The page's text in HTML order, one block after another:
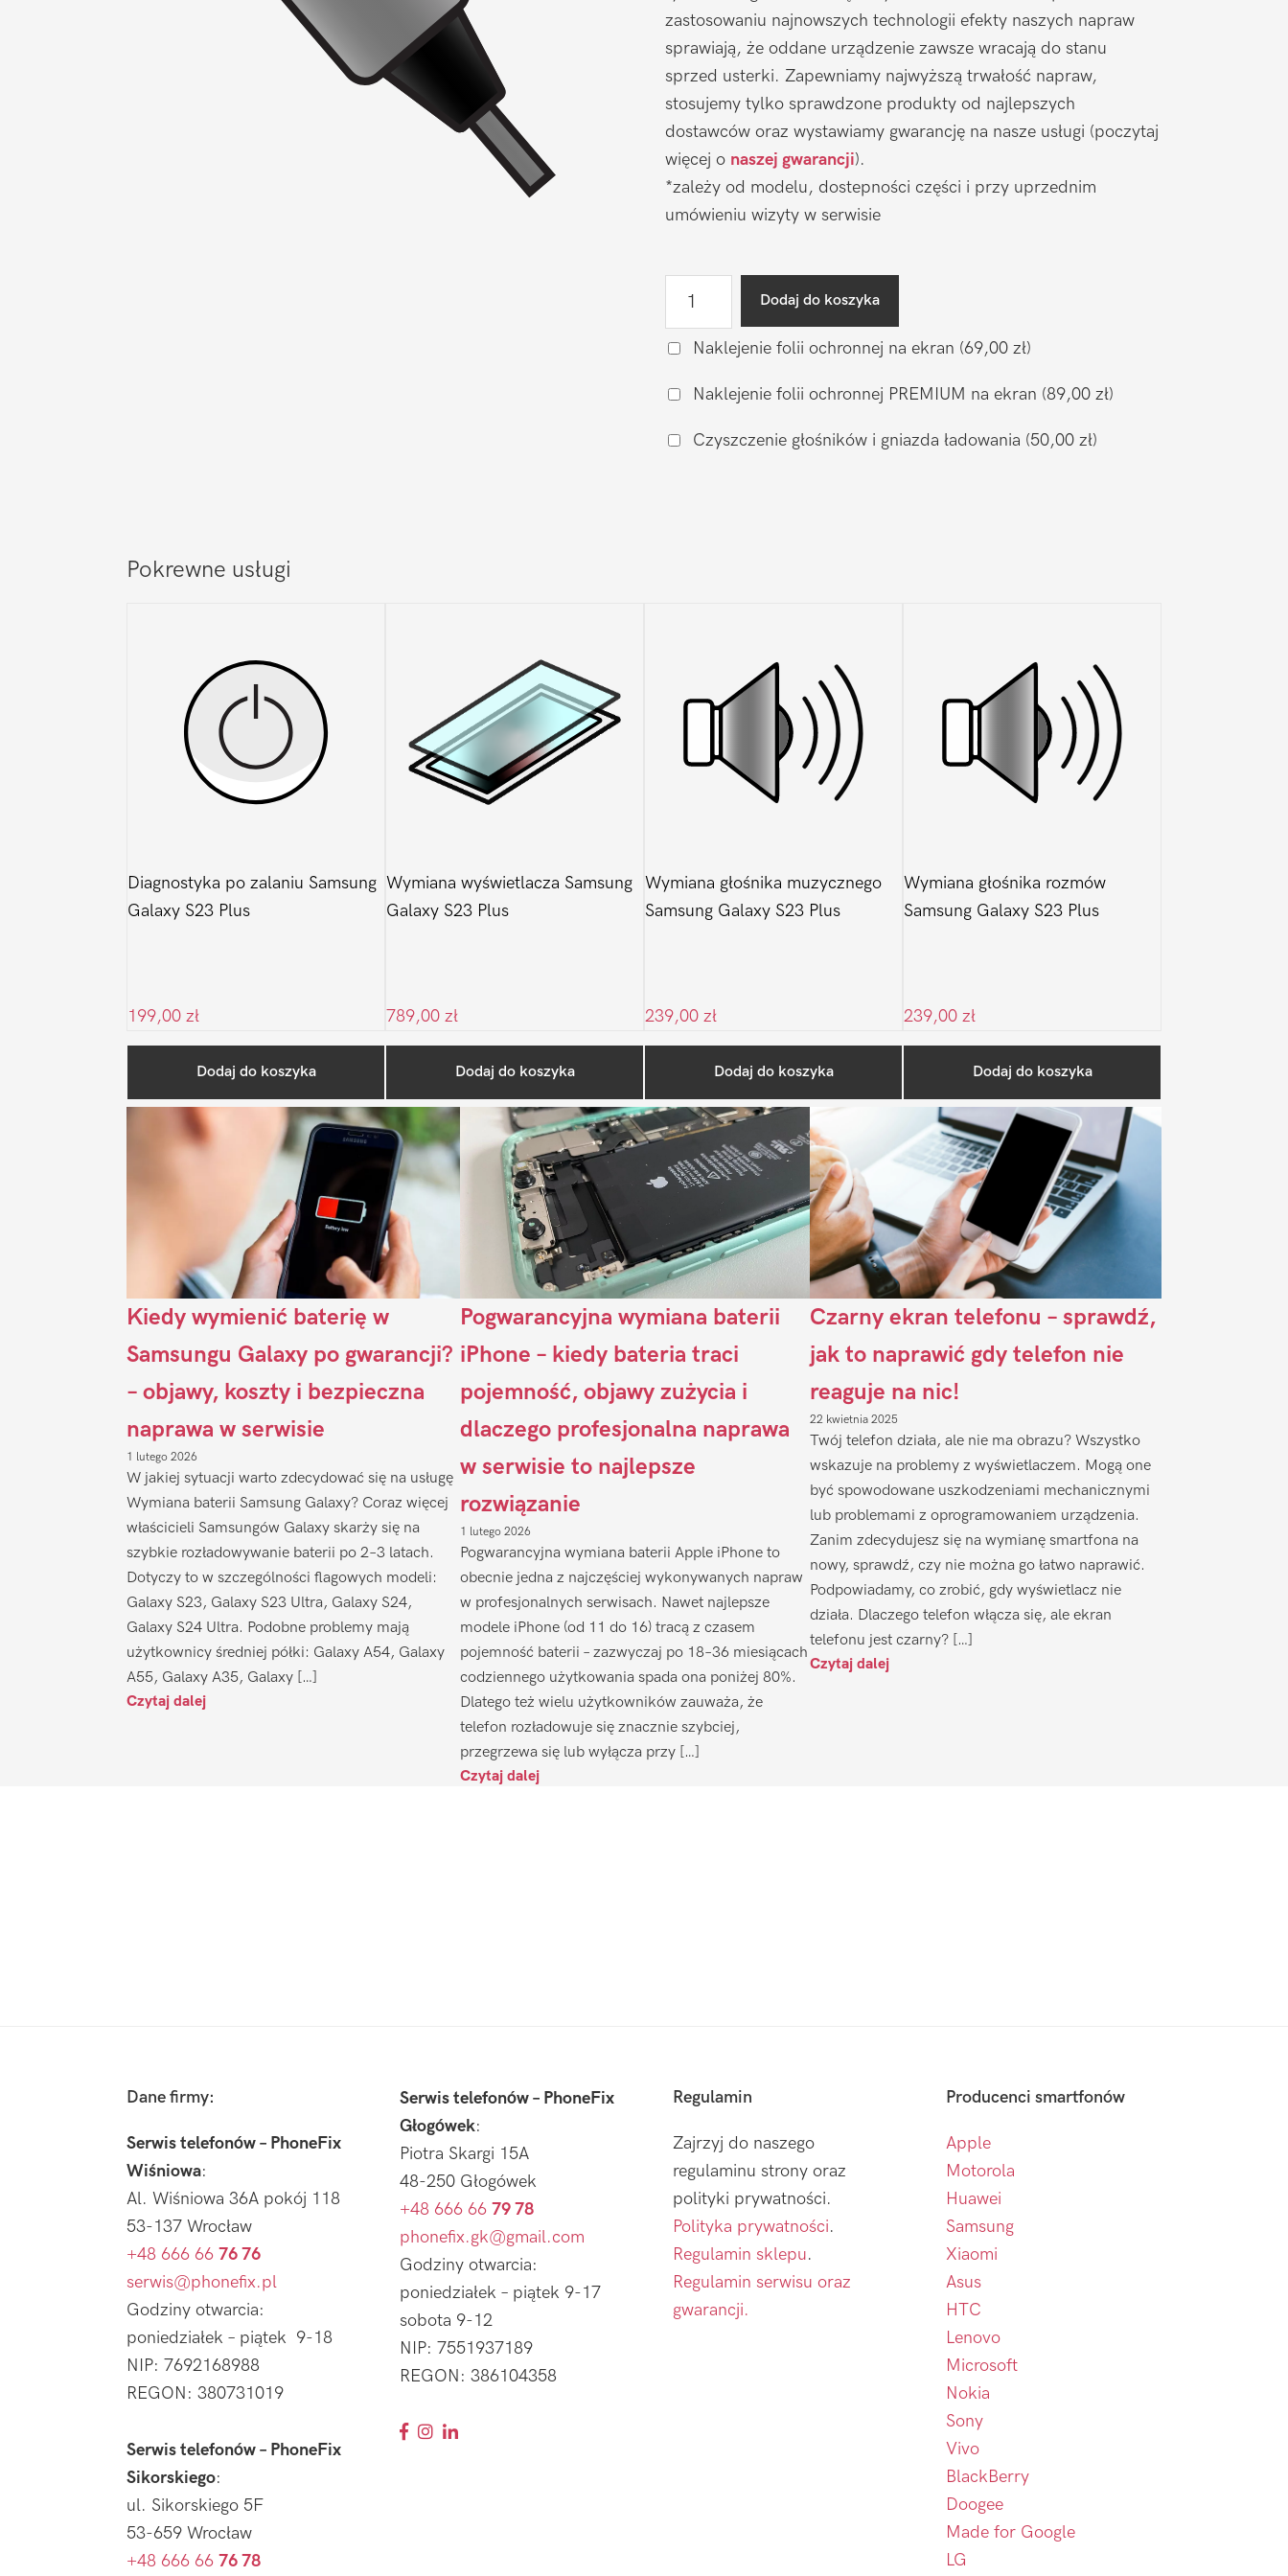
zastosowaniu najnowszych technologii efekty naszych napraw
sprawiają, że oddane urządzenie zawsze wracają do stanu
sprzed usterki. Zapewniamy najwyższą trwałość napraw,
stosujemy tylko sprawdzone produkty od najlepszych
dostawców oraz wystawiamy gwarancję na nasze usługi (poczytaj
więcej o naszej gwarancji).
*zależy od modelu, dostepności części i przy uprzednim
umówieniu wizyty w serwisie
gniazda
Samsung
Dodaj do koszyka
Naklejenie folii ochronnej na ekran (69,00 zł)
Naklejenie folii ochronnej PREMIUM na ekran (89,00 zł)
Czyszczenie głośników i gniazda ładowania (50,00 zł)
Pokrewne usługi
Diagnostyka po zalaniu Samsung
Galaxy S23 Plus
199,00 zł
Dodaj do koszyka
Wymiana wyświetlacza Samsung
Galaxy S23 Plus
789,00 zł
Dodaj do koszyka
Wymiana głośnika muzycznego
Samsung Galaxy S23 Plus
239,00 zł
Dodaj do koszyka
Wymiana głośnika rozmów
Samsung Galaxy S23 Plus
239,00 zł
Dodaj do koszyka
Sidebar
Ostatnio na blogu
Kiedy wymienić baterię w
Samsungu Galaxy po gwarancji?
– objawy, koszty i bezpieczna
naprawa w serwisie
1 lutego 2026
W jakiej sytuacji warto zdecydować się na usługę
Wymiana baterii Samsung Galaxy? Coraz więcej
właścicieli Samsungów Galaxy skarży się na
szybkie rozładowywanie baterii po 2–3 latach.
Dotyczy to w szczególności flagowych modeli:
Galaxy S23, Galaxy S23 Ultra, Galaxy S24,
Galaxy S24 Ultra. Podobne problemy mają
użytkownicy średniej półki: Galaxy A54, Galaxy
A55, Galaxy A35, Galaxy […]
Czytaj dalej
Pogwarancyjna wymiana baterii
iPhone – kiedy bateria traci
pojemność, objawy zużycia i
dlaczego profesjonalna naprawa
w serwisie to najlepsze
rozwiązanie
1 lutego 2026
Pogwarancyjna wymiana baterii Apple iPhone to
obecnie jedna z najczęściej wykonywanych napraw
w profesjonalnych serwisach. Nawet najlepsze
modele iPhone (od 11 do 16) tracą z czasem
pojemność baterii – zazwyczaj po 18–36 miesiącach
codziennego użytkowania spada ona poniżej 80%.
Dlatego też wielu użytkowników zauważa, że
telefon rozładowuje się znacznie szybciej,
przegrzewa się lub wyłącza przy […]
Czytaj dalej
Czarny ekran telefonu – sprawdź,
jak to naprawić gdy telefon nie
reaguje na nic!
22 kwietnia 2025
Twój telefon działa, ale nie ma obrazu? Wszystko
wskazuje na problemy z wyświetlaczem. Mogą one
być spowodowane uszkodzeniami mechanicznymi
lub problemami z oprogramowaniem urządzenia.
Zanim zdecydujesz się na wymianę smartfona na
nowy, sprawdź, czy nie można go łatwo naprawić.
Podpowiadamy, co zrobić, gdy wyświetlacz nie
działa. Dlaczego telefon włącza się, ale ekran
telefonu jest czarny? […]
Czytaj dalej
Dane firmy:
Serwis telefonów – PhoneFix
Wiśniowa:
Al. Wiśniowa 36A pokój 118
53-137 Wrocław
+48 666 66 76 76
serwis@phonefix.pl
Godziny otwarcia:
poniedziałek – piątek 9-18
NIP: 7692168988
REGON: 380731019
Serwis telefonów – PhoneFix
Sikorskiego:
ul. Sikorskiego 5F
53-659 Wrocław
+48 666 66 76 78
Serwis telefonów – PhoneFix
Głogówek:
Piotra Skargi 15A
48-250 Głogówek
+48 666 66 79 78
phonefix.gk@gmail.com
Godziny otwarcia:
poniedziałek – piątek 9-17
sobota 9-12
NIP: 7551937189
REGON: 386104358
Regulamin
Zajrzyj do naszego
regulaminu strony oraz
polityki prywatności.
Polityka prywatności.
Regulamin sklepu.
Regulamin serwisu oraz
gwarancji.
Producenci smartfonów
Apple
Motorola
Huawei
Samsung
Xiaomi
Asus
HTC
Lenovo
Microsoft
Nokia
Sony
Vivo
BlackBerry
Doogee
Made for Google
LG